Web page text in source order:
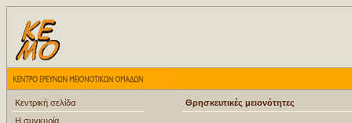
Κεντρική σελίδα
Η συγκυρία
Θρησκευτικές μειονότητες